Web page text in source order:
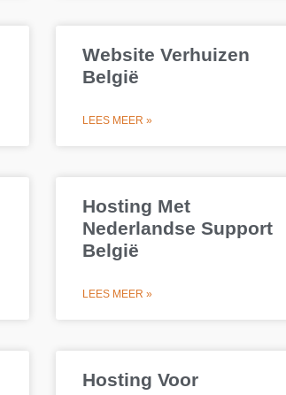
Website Verhuizen
België
LEES MEER »
Hosting Met
Nederlandse Support
België
LEES MEER »
Hosting Voor